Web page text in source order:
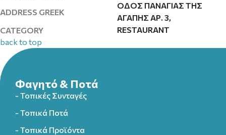
ADDRESS GREEK
ΟΔΟΣ ΠΑΝΑΓΙΑΣ ΤΗΣ
ΑΓΑΠΗΣ ΑΡ. 3,
CATEGORY
RESTAURANT
back to top
Φαγητό & Ποτά
- Τοπικές Συνταγές
- Τοπικά Ποτά
- Τοπικά Προϊόντα